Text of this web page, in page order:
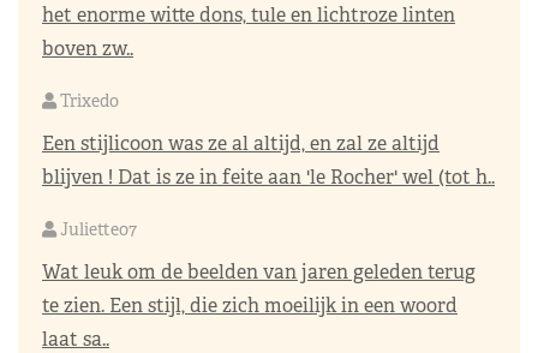
het enorme witte dons, tule en lichtroze linten
boven zw..
Trixedo
Een stijlicoon was ze al altijd, en zal ze altijd
blijven ! Dat is ze in feite aan 'le Rocher' wel (tot h..
Juliette07
Wat leuk om de beelden van jaren geleden terug
te zien. Een stijl, die zich moeilijk in een woord
laat sa..